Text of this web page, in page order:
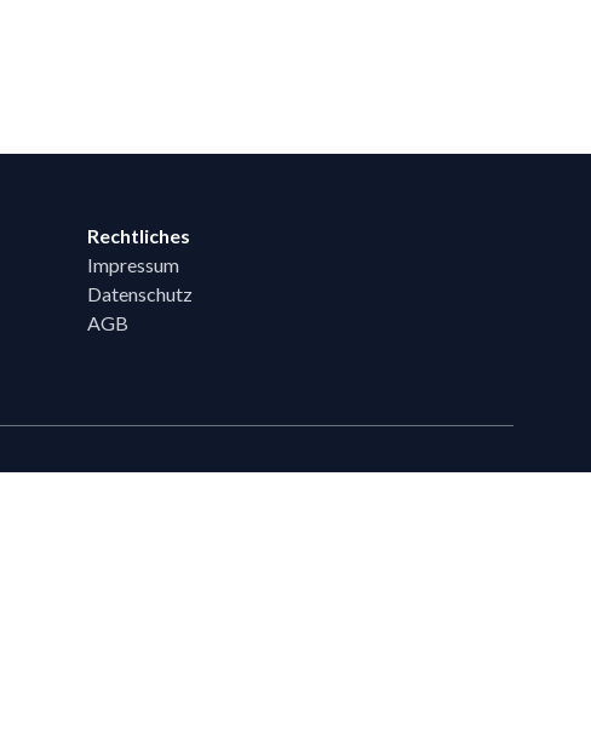
Rechtliches
Impressum
Datenschutz
AGB